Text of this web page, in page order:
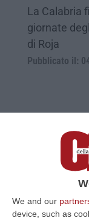
We and our
device, such as
La Calabria
giornate
di Roja
Pubblicato il: